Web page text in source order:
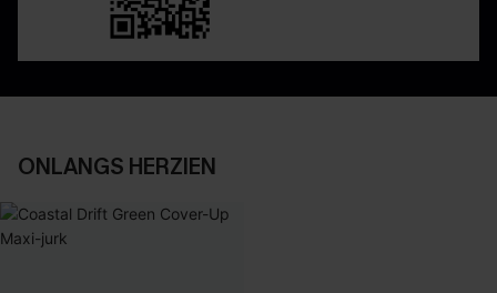
ONLANGS HERZIEN